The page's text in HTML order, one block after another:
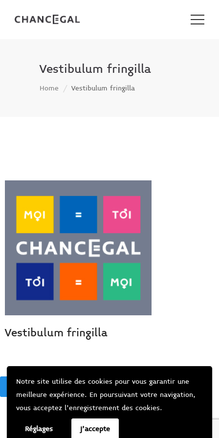
Notre site utilise des cookies pour vous garantir une
meilleure expérience. En poursuivant votre navigation,
vous acceptez l’enregistrement des cookies.
Réglages J'accepte
Vestibulum fringilla
Home Vestibulum fringilla
Vestibulum fringilla
BACK